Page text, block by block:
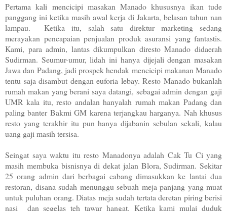
Pertama kali mencicipi masakan Manado khususnya ikan tude
panggang ini ketika masih awal kerja di Jakarta, belasan tahun nan
lampau. Ketika itu, salah satu direktur marketing sedang
merayakan pencapaian penjualan produk asuransi yang fantastis.
Kami, para admin, lantas dikumpulkan diresto Manado didaerah
Sudirman. Seumur-umur, lidah ini hanya dijejali dengan masakan
Jawa dan Padang, jadi prospek hendak mencicipi makanan Manado
tentu saja disambut dengan euforia lebay. Resto Manado bukanlah
rumah makan yang berani saya datangi, sebagai admin dengan gaji
UMR kala itu, resto andalan hanyalah rumah makan Padang dan
paling banter Bakmi GM karena terjangkau harganya. Nah khusus
resto yang terakhir itu pun hanya dijabanin sebulan sekali, kalau
uang gaji masih tersisa.
Seingat saya waktu itu resto Manadonya adalah Cak Tu Ci yang
masih membuka bisnisnya di dekat jalan Blora, Sudirman. Sekitar
25 orang admin dari berbagai cabang dimasukkan ke lantai dua
restoran, disana sudah menunggu sebuah meja panjang yang muat
untuk puluhan orang. Diatas meja sudah tertata deretan piring berisi
nasi dan segelas teh tawar hangat. Ketika kami mulai duduk